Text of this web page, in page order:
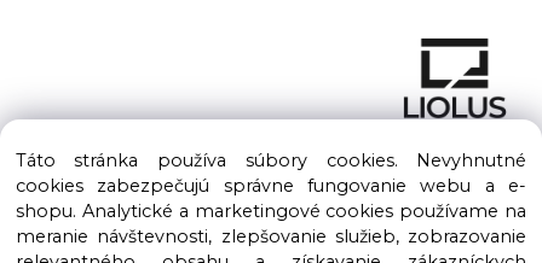
Copyright © 2016 – 2026 LIOLUS s.r.o. Všetky práva vyhradené.
Táto stránka používa súbory cookies. Nevyhnutné
cookies zabezpečujú správne fungovanie webu a e-
shopu. Analytické a marketingové cookies používame na
meranie návštevnosti, zlepšovanie služieb, zobrazovanie